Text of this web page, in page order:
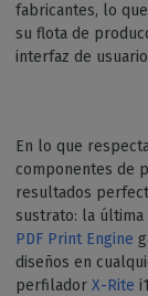
fabricantes, lo
su flota de
interfaz de
En lo que
componentes de
resultados
sustrato: la
PDF Print Engine
diseños en
perfilador X-Rite